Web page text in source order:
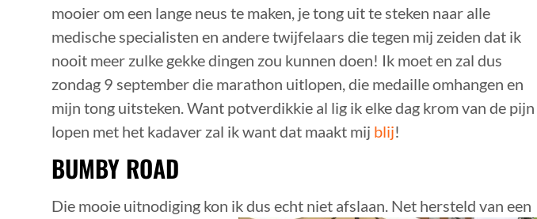
mooier om een lange neus te maken, je tong uit te steken naar alle
medische specialisten en andere twijfelaars die tegen mij zeiden dat ik
nooit meer zulke gekke dingen zou kunnen doen! Ik moet en zal dus
zondag 9 september die marathon uitlopen, die medaille omhangen en
mijn tong uitsteken. Want potverdikkie al lig ik elke dag krom van de pijn
lopen met het kadaver zal ik want dat maakt mij blij!
BUMBY ROAD
Die mooie uitnodiging kon ik dus echt niet afslaan. Net hersteld van een